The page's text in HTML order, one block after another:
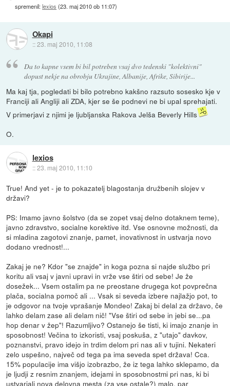
spremenil:lexios (23. maj 2010 ob 11:07)
Okapi
::23. maj 2010, 11:08
Da to kapne vsem bi bil potreben vsaj dvo tedenski "kolektivni"
dopust nekje na obrobju Ukrajine, Albanije, Afrike, Sibirije...
Ma kaj tja, pogledati bi bilo potrebno kakšno razsuto sosesko kje v
Franciji ali Angliji ali ZDA, kjer se še podnevi ne bi upal sprehajati.
V primerjavi z njimi je ljubljanska Rakova Jelša Beverly Hills
O.
lexios
::23. maj 2010, 11:10
True! And yet - je to pokazatelj blagostanja družbenih slojev v
državi?
PS: Imamo javno šolstvo (da se zopet vsaj delno dotaknem teme),
javno zdravstvo, socialne korektive itd. Vse osnovne možnosti, da
si mladina zagotovi znanje, pamet, inovativnost in ustvarja novo
dodano vrednost!...
Zakaj je ne? Kdor "se znajde" in koga pozna si najde službo pri
koritu ali vsaj v javni upravi in vrže vse štiri od sebe! Je že
dosežek... Vsem ostalim pa ne preostane drugega kot povprečna
plača, socialna pomoč ali ... Vsak si seveda izbere najlažjo pot, to
je odgovor na tvoje vprašanje Mondeo! Zakaj bi delal za državo, če
lahko delam zase ali delam nič! "Vse štiri od sebe in jebi se...pa
hop denar v žep"! Razumljivo? Ostanejo še tisti, ki imajo znanje in
sposobnost! Večina to izkoristi, vsaj poskuša, z "utajo" davkov,
poznanstvi, pravo idejo in trdim delom pri nas ali v tujini. Nekateri
zelo uspešno, največ od tega pa ima seveda spet država! Cca.
15% populacije ima višjo izobrazbo, že iz tega lahko sklepamo, da
je ljudji z resnim znanjem, idejami in sposobnostmi pri nas, ki bi
ustvarjali nova delovna mesta (za vse ostale?) malo, par